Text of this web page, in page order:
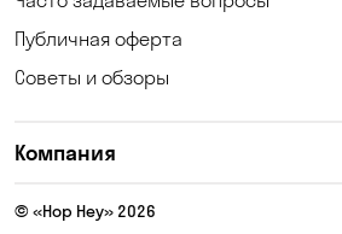
Кривуши
Крюковщина
Малая Кохновка
Публичная оферта
Советы и обзоры
Компания
© «Hop Hey» 2026